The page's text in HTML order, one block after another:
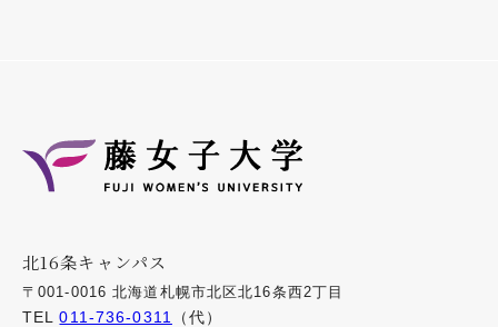
北16条キャンパス
〒001-0016 北海道札幌市北区北16条西2丁目
TEL011-736-0311 （代）